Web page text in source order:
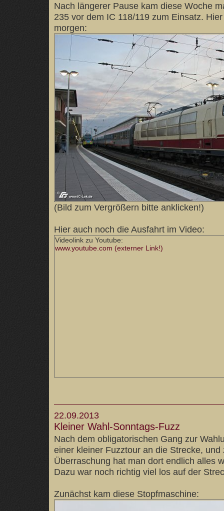
Nach längerer Pause kam diese Woche
235 vor dem IC 118/119 zum Einsatz.
morgen:
(Bild zum Vergrößern bitte anklicken!)
Hier auch noch die Ausfahrt im Video:
Videolink zu Youtube:
www.youtube.com (externer Link!)
22.09.2013
Kleiner Wahl-Sonntags-Fuzz
Nach dem obligatorischen Gang zur
einer kleiner Fuzztour an die Strecke,
Überraschung hat man dort endlich alles
Dazu war noch richtig viel los auf der
Zunächst kam diese Stopfmaschine: